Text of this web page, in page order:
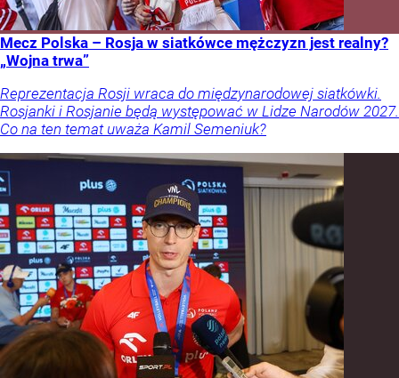
Mecz Polska – Rosja w siatkówce mężczyzn jest realny?
„Wojna trwa”
Reprezentacja Rosji wraca do międzynarodowej siatkówki.
Rosjanki i Rosjanie będą występować w Lidze Narodów 2027.
Co na ten temat uważa Kamil Semeniuk?